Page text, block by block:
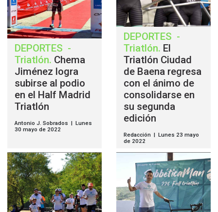
DEPORTES -
Triatlón. Chema
Jiménez logra
subirse al podio
en el Half Madrid
Triatlón
Antonio J. Sobrados | Lunes
30 mayo de 2022
DEPORTES -
Triatlón. El
Triatlón Ciudad
de Baena regresa
con el ánimo de
consolidarse en
su segunda
edición
Redacción | Lunes 23 mayo
de 2022